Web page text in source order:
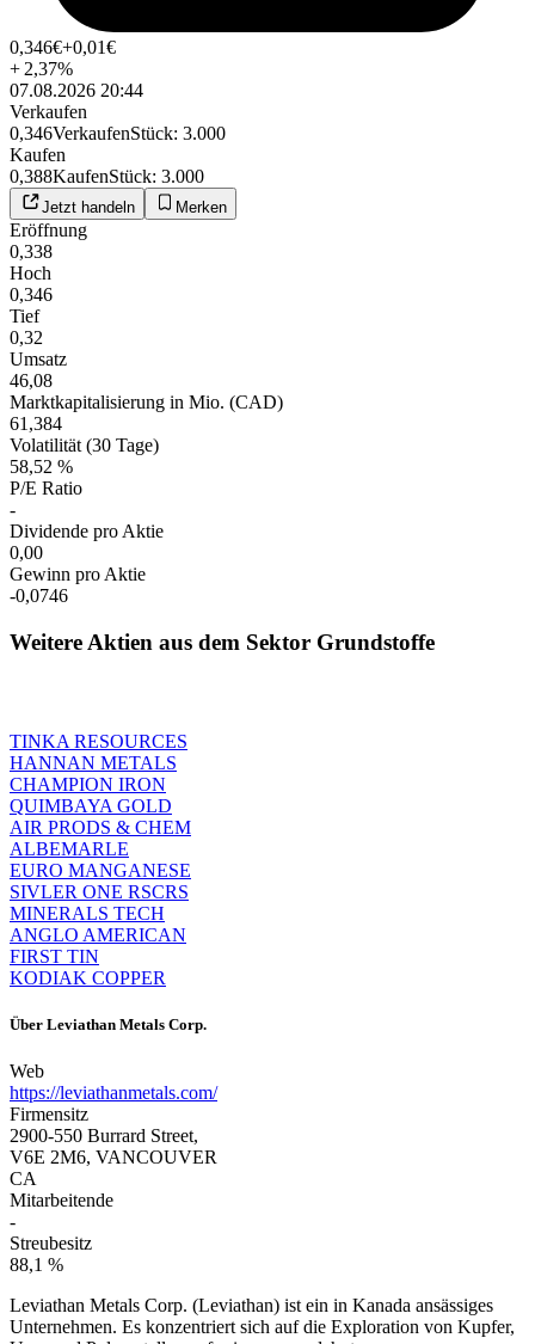
0,346€+0,01€
+ 2,37%
07.08.2026 20:44
Verkaufen
0,346VerkaufenStück: 3.000
Kaufen
0,388KaufenStück: 3.000
Jetzt handeln Merken
Eröffnung
0,338
Hoch
0,346
Tief
0,32
Umsatz
46,08
Marktkapitalisierung in Mio. (CAD)
61,384
Volatilität (30 Tage)
58,52 %
P/E Ratio
-
Dividende pro Aktie
0,00
Gewinn pro Aktie
-0,0746
Weitere Aktien aus dem Sektor Grundstoffe
TINKA RESOURCES
HANNAN METALS
CHAMPION IRON
QUIMBAYA GOLD
AIR PRODS & CHEM
ALBEMARLE
EURO MANGANESE
SIVLER ONE RSCRS
MINERALS TECH
ANGLO AMERICAN
FIRST TIN
KODIAK COPPER
Über Leviathan Metals Corp.
Web
https://leviathanmetals.com/
Firmensitz
2900-550 Burrard Street,
V6E 2M6, VANCOUVER
CA
Mitarbeitende
-
Streubesitz
88,1 %
Leviathan Metals Corp. (Leviathan) ist ein in Kanada ansässiges
Unternehmen. Es konzentriert sich auf die Exploration von Kupfer,